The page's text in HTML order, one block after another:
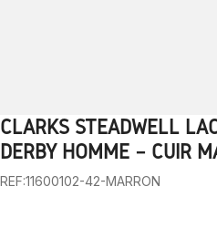
1 2 3 4 5
CLARKS STEADWELL
DERBY HOMME – CUIR
REF:11600102-42-MARRON